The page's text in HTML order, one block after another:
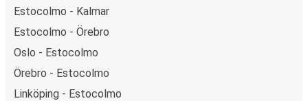
Estocolmo - Kalmar
Estocolmo - Örebro
Oslo - Estocolmo
Örebro - Estocolmo
Linköping - Estocolmo